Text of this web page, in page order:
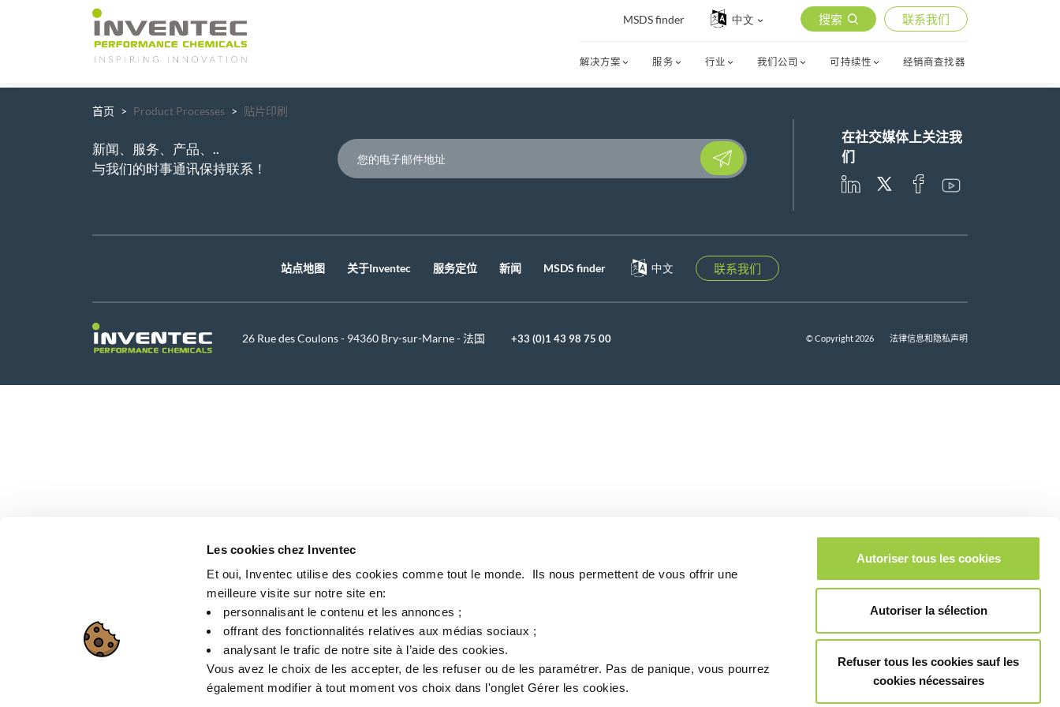
Les cookies chez Inventec
Et oui, Inventec utilise des cookies comme tout le monde. ​ Ils nous permettent de vous offrir une
meilleure visite sur notre site en:​
personnalisant le contenu et les annonces ;​
offrant des fonctionnalités relatives aux médias sociaux ; ​
analysant le trafic de notre site à l’aide des cookies.​
Vous avez le choix de les accepter, de les refuser ou de les paramétrer.​ Pas de panique, vous pourrez
également modifier à tout moment vos choix dans l'onglet Gérer les cookies.​ ​ ​
Autoriser tous les cookies
Autoriser la sélection
Refuser tous les cookies sauf les
cookies nécessaires
Main Navigation
MSDS finder 中文 搜索 联系我们
解决方案 服务 行业 我们公司 可持续性 经销商查找器
首页 Product Processes 贴片印刷
新闻、服务、产品、..
与我们的时事通讯保持联系！
Please leave this field empty.
在社交媒体上关注我
们
站点地图 关于Inventec 服务定位 新闻 MSDS finder 中文 联系我们
26 Rue des Coulons - 94360 Bry-sur-Marne - 法国 +33 (0)1 43 98 75 00 © Copyright 2026 法律信息和隐私声明